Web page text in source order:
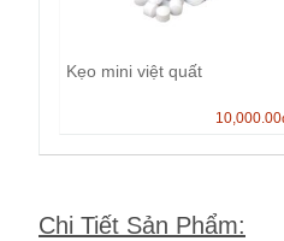
Kẹo mini việt quất
10,000.00
Chi Tiết Sản Phẩm: